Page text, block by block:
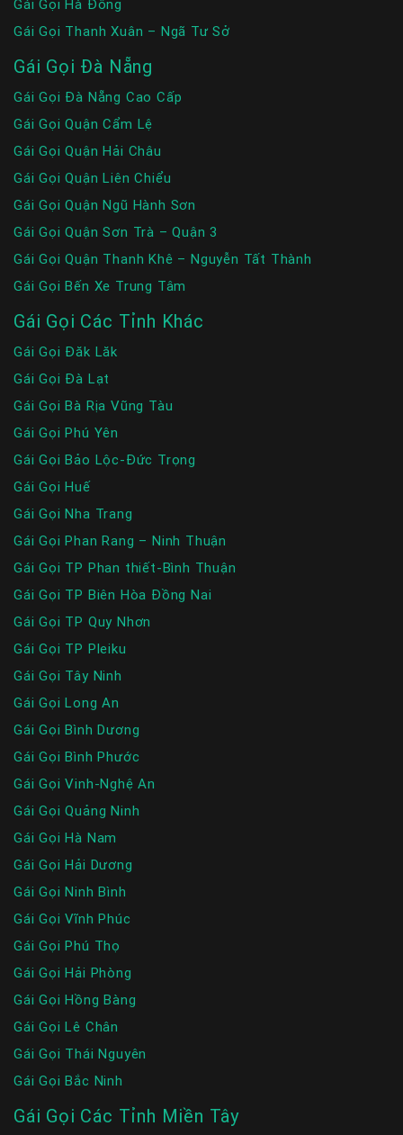
Gái Gọi Hà Đông
Gái Gọi Thanh Xuân – Ngã Tư Sở
Gái Gọi Đà Nẵng
Gái Gọi Đà Nẵng Cao Cấp
Gái Gọi Quận Cẩm Lệ
Gái Gọi Quận Hải Châu
Gái Gọi Quận Liên Chiểu
Gái Gọi Quận Ngũ Hành Sơn
Gái Gọi Quận Sơn Trà – Quận 3
Gái Gọi Quận Thanh Khê – Nguyễn Tất Thành
Gái Gọi Bến Xe Trung Tâm
Gái Gọi Các Tỉnh Khác
Gái Gọi Đăk Lăk
Gái Gọi Đà Lạt
Gái Gọi Bà Rịa Vũng Tàu
Gái Gọi Phú Yên
Gái Gọi Bảo Lộc-Đức Trọng
Gái Gọi Huế
Gái Gọi Nha Trang
Gái Gọi Phan Rang – Ninh Thuận
Gái Gọi TP Phan thiết-Bình Thuận
Gái Gọi TP Biên Hòa Đồng Nai
Gái Gọi TP Quy Nhơn
Gái Gọi TP Pleiku
Gái Gọi Tây Ninh
Gái Gọi Long An
Gái Gọi Bình Dương
Gái Gọi Bình Phước
Gái Gọi Vinh-Nghệ An
Gái Gọi Quảng Ninh
Gái Gọi Hà Nam
Gái Gọi Hải Dương
Gái Gọi Ninh Bình
Gái Gọi Vĩnh Phúc
Gái Gọi Phú Thọ
Gái Gọi Hải Phòng
Gái Gọi Hồng Bàng
Gái Gọi Lê Chân
Gái Gọi Thái Nguyên
Gái Gọi Bắc Ninh
Gái Gọi Các Tỉnh Miền Tây